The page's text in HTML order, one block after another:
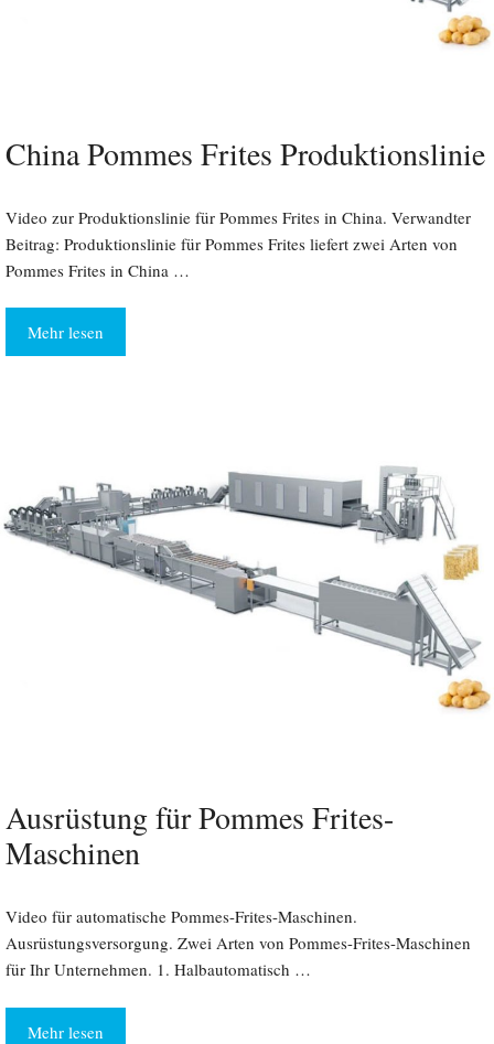
China Pommes Frites Produktionslinie
Video zur Produktionslinie für Pommes Frites in China. Verwandter
Beitrag: Produktionslinie für Pommes Frites liefert zwei Arten von
Pommes Frites in China …
Mehr lesen
Ausrüstung für Pommes Frites-
Maschinen
Video für automatische Pommes-Frites-Maschinen.
Ausrüstungsversorgung. Zwei Arten von Pommes-Frites-Maschinen
für Ihr Unternehmen. 1. Halbautomatisch …
Mehr lesen